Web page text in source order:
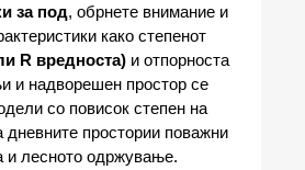
за под, обрнете внимание и
како степенот
R вредноста) и отпорноста
и надворешен простор се
со повисок степен на
дневните простории поважни
и лесното одржување.